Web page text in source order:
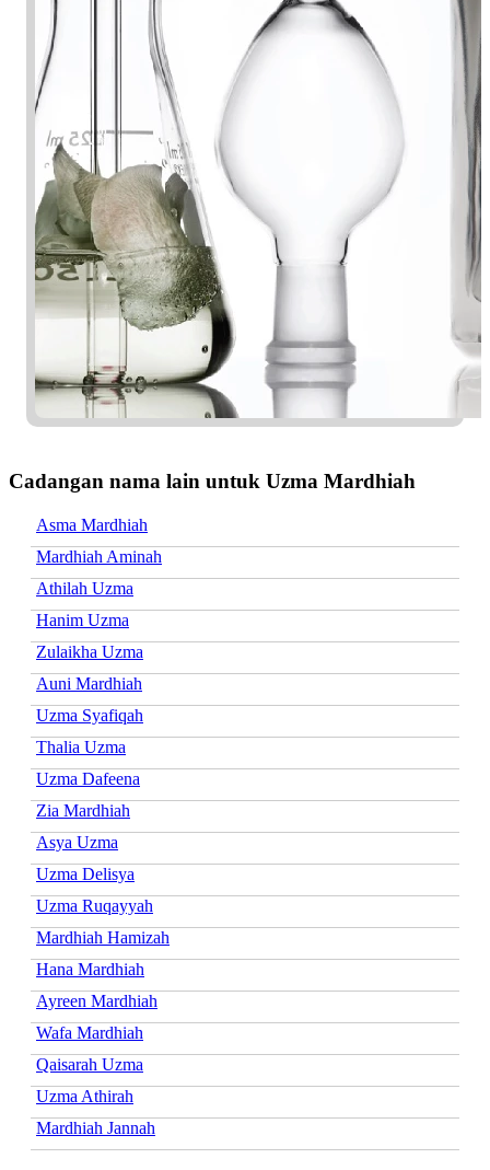
Cadangan nama lain untuk Uzma Mardhiah
Asma Mardhiah
Mardhiah Aminah
Athilah Uzma
Hanim Uzma
Zulaikha Uzma
Auni Mardhiah
Uzma Syafiqah
Thalia Uzma
Uzma Dafeena
Zia Mardhiah
Asya Uzma
Uzma Delisya
Uzma Ruqayyah
Mardhiah Hamizah
Hana Mardhiah
Ayreen Mardhiah
Wafa Mardhiah
Qaisarah Uzma
Uzma Athirah
Mardhiah Jannah